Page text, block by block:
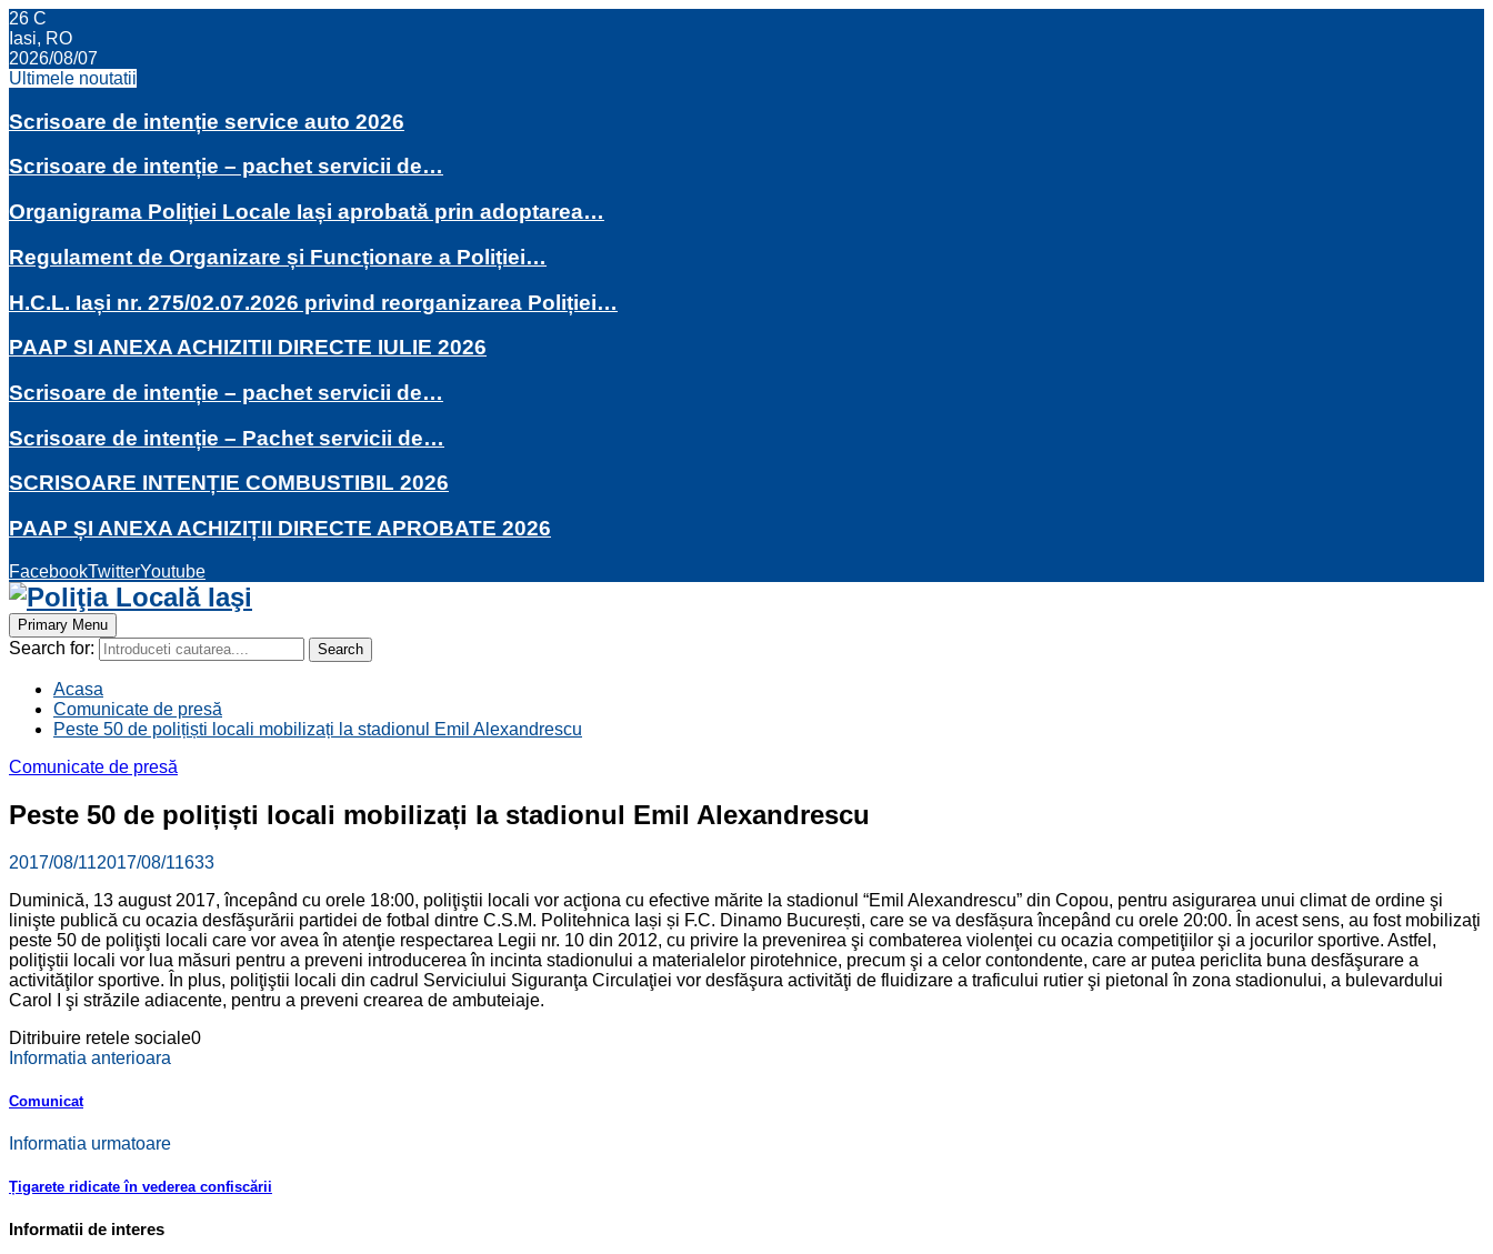
26 C
Iasi, RO
2026/08/07
Ultimele noutatii
Scrisoare de intenție service auto 2026
Scrisoare de intenție – pachet servicii de…
Organigrama Poliției Locale Iași aprobată prin adoptarea…
Regulament de Organizare și Funcționare a Poliției…
H.C.L. Iași nr. 275/02.07.2026 privind reorganizarea Poliției…
PAAP SI ANEXA ACHIZITII DIRECTE IULIE 2026
Scrisoare de intenție – pachet servicii de…
Scrisoare de intenție – Pachet servicii de…
SCRISOARE INTENȚIE COMBUSTIBIL 2026
PAAP ȘI ANEXA ACHIZIȚII DIRECTE APROBATE 2026
FacebookTwitterYoutube
Primary Menu
Search for: Search
Acasa
Comunicate de presă
Peste 50 de polițiști locali mobilizați la stadionul Emil Alexandrescu
Comunicate de presă
Peste 50 de polițiști locali mobilizați la stadionul Emil Alexandrescu
2017/08/112017/08/11633
Duminică, 13 august 2017, începând cu orele 18:00, poliţiştii locali vor acţiona cu efective mărite la stadionul “Emil Alexandrescu” din Copou, pentru asigurarea unui climat de ordine şi
linişte publică cu ocazia desfăşurării partidei de fotbal dintre C.S.M. Politehnica Iași și F.C. Dinamo București, care se va desfășura începând cu orele 20:00. În acest sens, au fost mobilizaţi
peste 50 de poliţişti locali care vor avea în atenţie respectarea Legii nr. 10 din 2012, cu privire la prevenirea şi combaterea violenţei cu ocazia competiţiilor şi a jocurilor sportive. Astfel,
poliţiştii locali vor lua măsuri pentru a preveni introducerea în incinta stadionului a materialelor pirotehnice, precum şi a celor contondente, care ar putea periclita buna desfăşurare a
activităţilor sportive. În plus, poliţiştii locali din cadrul Serviciului Siguranţa Circulaţiei vor desfăşura activităţi de fluidizare a traficului rutier şi pietonal în zona stadionului, a bulevardului
Carol I şi străzile adiacente, pentru a preveni crearea de ambuteiaje.
Ditribuire retele sociale0
Informatia anterioara
Comunicat
Informatia urmatoare
Țigarete ridicate în vederea confiscării
Informatii de interes